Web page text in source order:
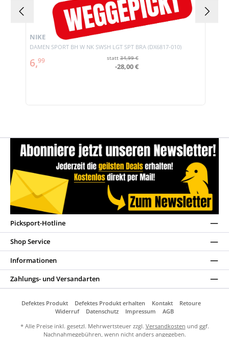
DAMEN SPORT BH W NK SWSH LGT SPT BRA (DX6817-010)
NIKE
6,99 statt34,99 €
-28,00 €
Picksport-Hotline
Shop Service
Informationen
Zahlungs- und Versandarten
Defektes Produkt Defektes Produkt erhalten Kontakt
Retoure
Widerruf
Datenschutz Impressum
AGB
* Alle Preise inkl. gesetzl. Mehrwertsteuer zzgl. Versandkosten und ggf.
Nachnahmegebühren, wenn nicht anders angegeben.